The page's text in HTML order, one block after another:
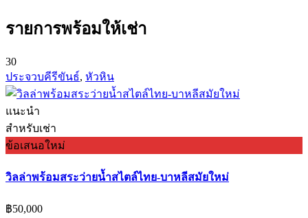
รายการพร้อมให้เช่า
30
ประจวบคีรีขันธ์, หัวหิน
แนะนำ
สำหรับเช่า
ข้อเสนอใหม่
วิลล่าพร้อมสระว่ายน้ำสไตล์ไทย-บาหลีสมัยใหม่
฿50,000